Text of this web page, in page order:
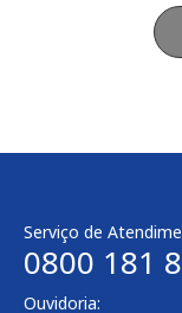
Serviço de
0800 181
Ouvidoria: